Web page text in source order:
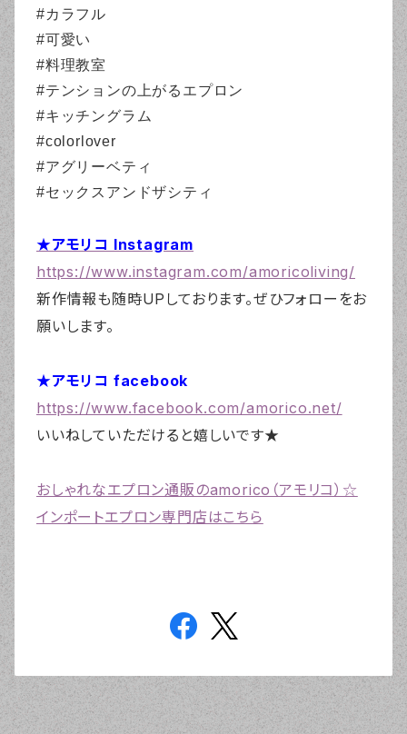
#カラフル
#可愛い
#料理教室
#テンションの上がるエプロン
#キッチングラム
#colorlover
#アグリーベティ
#セックスアンドザシティ
★アモリコ Instagram
https://www.instagram.com/amoricoliving/
新作情報も随時UPしております。ぜひフォローをお
願いします。
★アモリコ facebook
https://www.facebook.com/amorico.net/
いいねしていただけると嬉しいです★
おしゃれなエプロン通販のamorico（アモリコ）☆
インポートエプロン専門店はこちら